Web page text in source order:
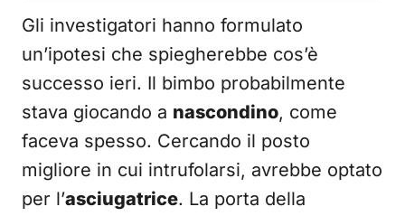
Gli investigatori hanno formulato
un’ipotesi che spiegherebbe cos’è
successo ieri. Il bimbo probabilmente
stava giocando a nascondino, come
faceva spesso. Cercando il posto
migliore in cui intrufolarsi, avrebbe optato
per l’asciugatrice. La porta della